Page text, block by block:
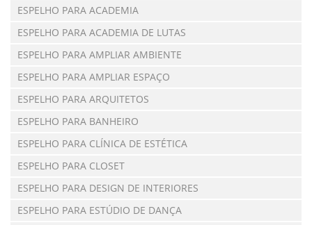
ESPELHO PARA ACADEMIA
ESPELHO PARA ACADEMIA DE LUTAS
ESPELHO PARA AMPLIAR AMBIENTE
ESPELHO PARA AMPLIAR ESPAÇO
ESPELHO PARA ARQUITETOS
ESPELHO PARA BANHEIRO
ESPELHO PARA CLÍNICA DE ESTÉTICA
ESPELHO PARA CLOSET
ESPELHO PARA DESIGN DE INTERIORES
ESPELHO PARA ESTÚDIO DE DANÇA